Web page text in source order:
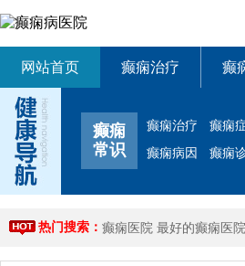
网站首页 癫痫治疗 癫
癫痫
常识
癫痫治疗
癫痫
癫痫病因
癫痫
热门搜索： 癫痫医院 最好的癫痫医院